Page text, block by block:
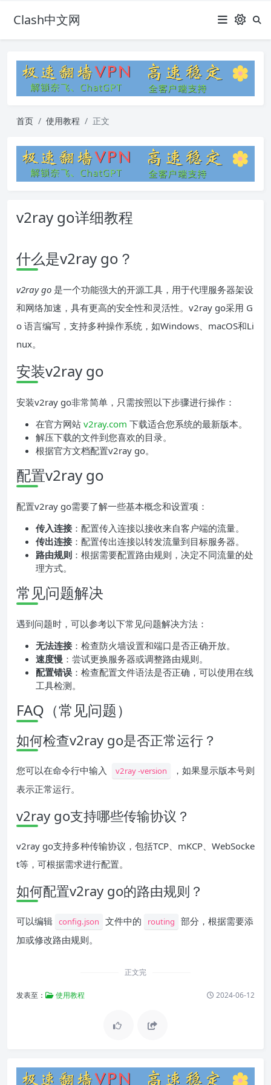
Clash中文网
首页 使用教程 正文
v2ray go详细教程
什么是v2ray go？
v2ray go 是一个功能强大的开源工具，用于代理服务器架设
和网络加速，具有更高的安全性和灵活性。v2ray go采用 G
o 语言编写，支持多种操作系统，如Windows、macOS和Li
nux。
安装v2ray go
安装v2ray go非常简单，只需按照以下步骤进行操作：
在官方网站 v2ray.com 下载适合您系统的最新版本。
解压下载的文件到您喜欢的目录。
根据官方文档配置v2ray go。
配置v2ray go
配置v2ray go需要了解一些基本概念和设置项：
传入连接 ：配置传入连接以接收来自客户端的流量。
传出连接 ：配置传出连接以转发流量到目标服务器。
路由规则 ：根据需要配置路由规则，决定不同流量的处
理方式。
常见问题解决
遇到问题时，可以参考以下常见问题解决方法：
无法连接 ：检查防火墙设置和端口是否正确开放。
速度慢 ：尝试更换服务器或调整路由规则。
配置错误 ：检查配置文件语法是否正确，可以使用在线
工具检测。
FAQ（常见问题）
如何检查v2ray go是否正常运行？
您可以在命令行中输入 v2ray -version
，如果显示版本号则
表示正常运行。
v2ray go支持哪些传输协议？
v2ray go支持多种传输协议，包括TCP、mKCP、WebSocke
t等，可根据需求进行配置。
如何配置v2ray go的路由规则？
可以编辑 config.json 文件中的 routing
部分，根据需要添
加或修改路由规则。
正文完
发表至： 使用教程 2024-06-12